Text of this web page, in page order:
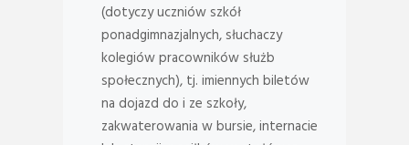
(dotyczy uczniów szkół
ponadgimnazjalnych, słuchaczy
kolegiów pracowników służb
społecznych), tj. imiennych biletów
na dojazd do i ze szkoły,
zakwaterowania w bursie, internacie